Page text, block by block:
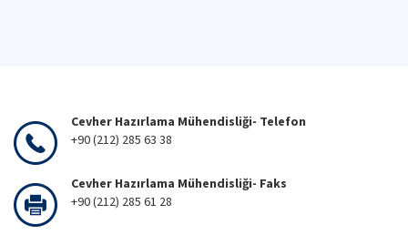
Cevher Hazırlama Mühendisliği- Telefon
+90 (212) 285 63 38
Cevher Hazırlama Mühendisliği- Faks
+90 (212) 285 61 28